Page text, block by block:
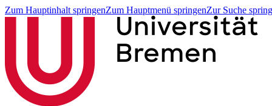
Zum Hauptinhalt springenZum Hauptmenü springenZur Suche